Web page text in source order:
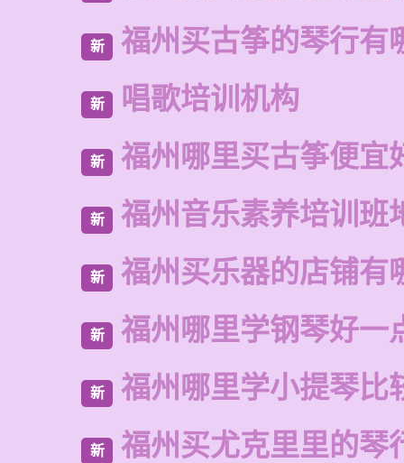
新 福州买古筝的琴行有
新 唱歌培训机构
新 福州哪里买古筝便宜
新 福州音乐素养培训班
新 福州买乐器的店铺有
新 福州哪里学钢琴好一
新 福州哪里学小提琴比
新 福州买尤克里里的琴